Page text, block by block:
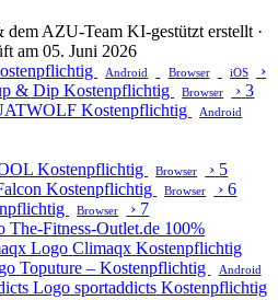
dem AZU-Team KI-gestützt erstellt ·
am 05. Juni 2026
Android Browser iOS
›
& Dip Kostenpflichtig Browser › 3
Kostenpflichtig
Android
Kostenpflichtig Browser › 5
Kostenpflichtig Browser › 6
Browser › 7
The-Fitness-Outlet.de 100%
Climaqx Kostenpflichtig
Toputure – Kostenpflichtig
Android
sportaddicts Kostenpflichtig